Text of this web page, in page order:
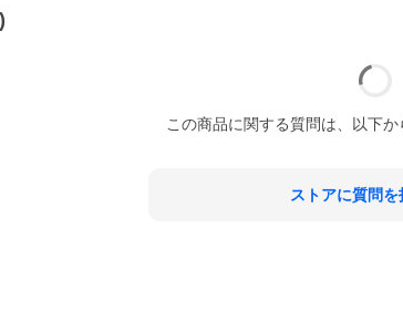
この商品に関する質問は、以下か
ストアに質問を